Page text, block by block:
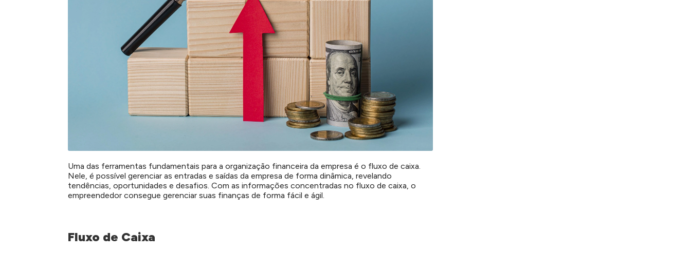
Uma das ferramentas fundamentais para a organização financeira da empresa é o fluxo de caixa.
Nele, é possível gerenciar as entradas e saídas da empresa de forma dinâmica, revelando
tendências, oportunidades e desafios. Com as informações concentradas no fluxo de caixa, o
empreendedor consegue gerenciar suas finanças de forma fácil e ágil.
Fluxo de Caixa